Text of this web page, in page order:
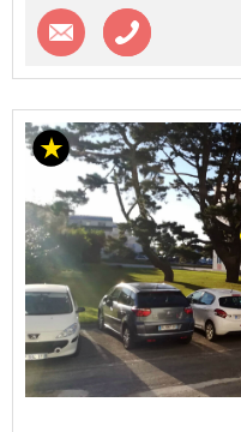
Contacter l'agence